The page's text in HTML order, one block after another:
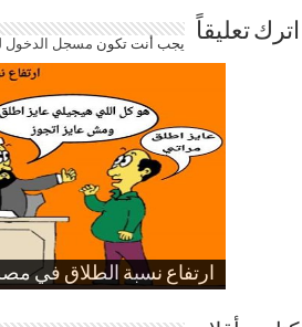
اترك تعليقاً يجب أنت تكون مسجل الدخول
الناموس و أنواع الحشرات
الموظفين بعد ارتفاع
ارتفاع نسبة الطلاق في
صورة كاركاتيرية
صورة كاركاتيرية